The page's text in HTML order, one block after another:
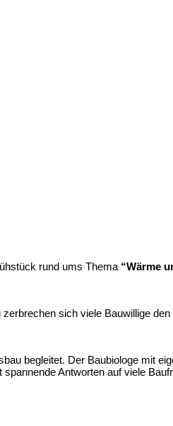
rund ums Thema “Wärme
sich viele Bauwillige den
begleitet. Der Baubiologe mit
Antworten auf viele